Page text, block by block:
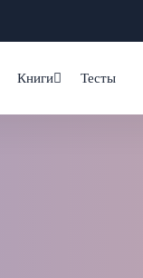
Книги Тесты